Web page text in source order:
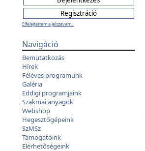
Elfelejtettem a jelszavam...
Navigáció
Bemutatkozás
Hírek
Féléves programunk
Galéria
Eddigi programjaink
Szakmai anyagok
Webshop
Hegesztőgépeink
SzMSz
Támogatóink
Elérhetőségeink